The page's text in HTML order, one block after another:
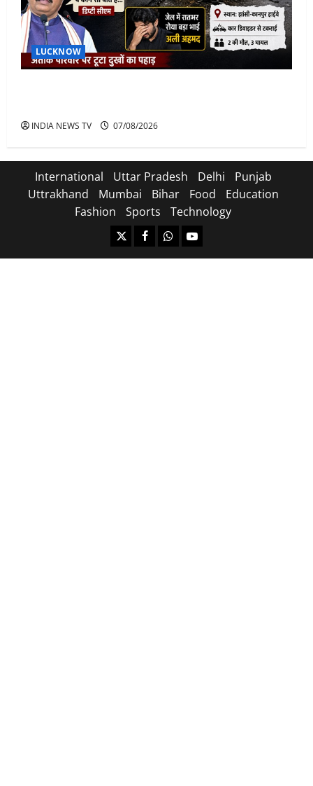
LUCKNOW
INDIA NEWS TV 07/08/2026
International Uttar Pradesh Delhi
Punjab
Uttrakhand
Mumbai Bihar Food
Education
Fashion
Sports Technology
https://x.com
facebook.com
https:/whatsapp.com/
Youtube.com